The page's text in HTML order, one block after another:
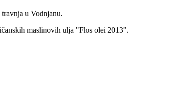
u Vodnjanu.
maslinovih ulja "Flos olei 2013".